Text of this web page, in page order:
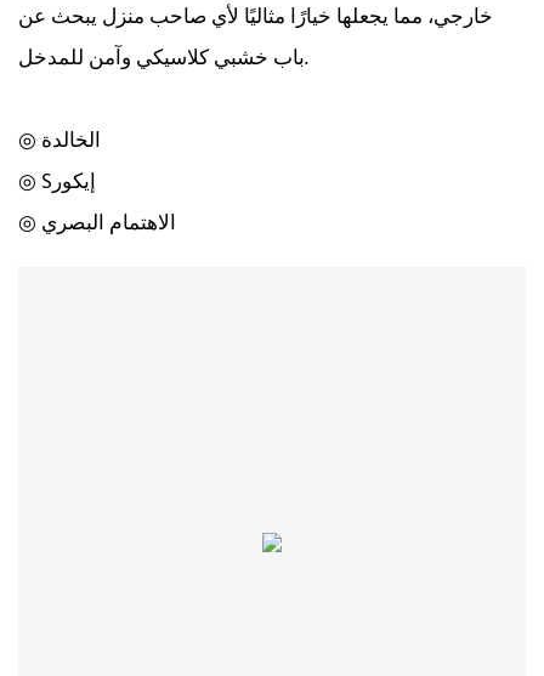
خارجي، مما يجعلها خيارًا مثاليًا لأي صاحب منزل يبحث عن
باب خشبي كلاسيكي وآمن للمدخل.
◎ Sإيكور
◎ الاهتمام البصري